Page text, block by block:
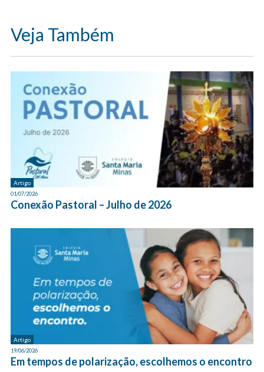
Veja Também
Artigo
01/07/2026
Conexão Pastoral – Julho de 2026
Artigo
19/06/2026
Em tempos de polarização, escolhemos o encontro